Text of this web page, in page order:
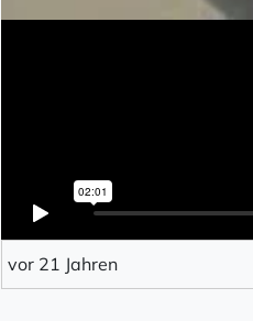
vor 21 Jahren